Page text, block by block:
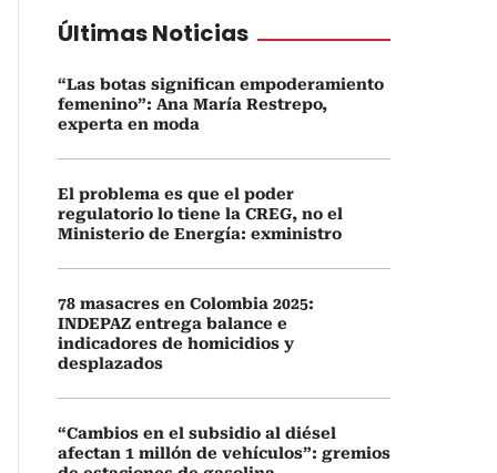
Últimas Noticias
“Las botas significan empoderamiento
femenino”: Ana María Restrepo,
experta en moda
El problema es que el poder
regulatorio lo tiene la CREG, no el
Ministerio de Energía: exministro
78 masacres en Colombia 2025:
INDEPAZ entrega balance e
indicadores de homicidios y
desplazados
“Cambios en el subsidio al diésel
afectan 1 millón de vehículos”: gremios